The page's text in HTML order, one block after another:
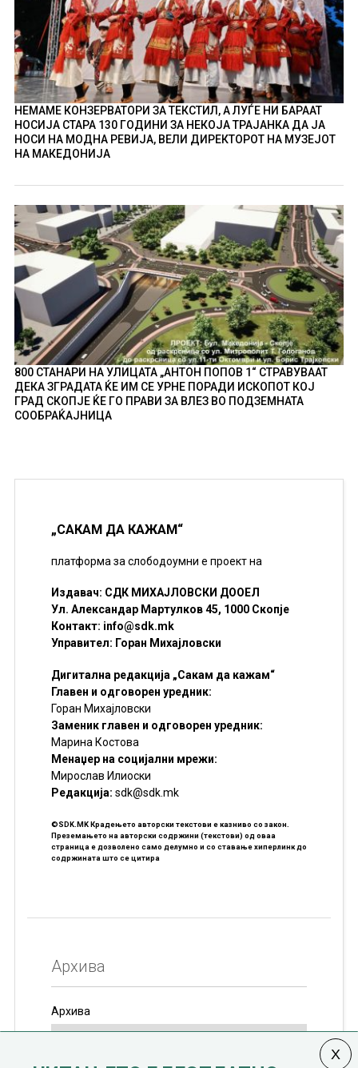
НЕМАМЕ КОНЗЕРВАТОРИ ЗА ТЕКСТИЛ, А ЛУЃЕ НИ БАРААТ
НОСИЈА СТАРА 130 ГОДИНИ ЗА НЕКОЈА ТРАЈАНКА ДА ЈА
НОСИ НА МОДНА РЕВИЈА, ВЕЛИ ДИРЕКТОРОТ НА МУЗЕЈОТ
НА МАКЕДОНИЈА
800 СТАНАРИ НА УЛИЦАТА „АНТОН ПОПОВ 1“ СТРАВУВААТ
ДЕКА ЗГРАДАТА ЌЕ ИМ СЕ УРНЕ ПОРАДИ ИСКОПОТ КОЈ
ГРАД СКОПЈЕ ЌЕ ГО ПРАВИ ЗА ВЛЕЗ ВО ПОДЗЕМНАТА
СООБРАЌАЈНИЦА
„САКАМ ДА КАЖАМ“
платформа за слободоумни е проект на
Издавач: СДК МИХАЈЛОВСКИ ДООЕЛ
Ул. Александар Мартулков 45, 1000 Скопје
Контакт: info@sdk.mk
Управител: Горан Михајловски
Дигитална редакција „Сакам да кажам“
Главен и одговорен уредник:
Горан Михајловски
Заменик главен и одговорен уредник:
Марина Костова
Менаџер на социјални мрежи:
Мирослав Илиоски
Редакцијa: sdk@sdk.mk
©SDK.MK Крадењето авторски текстови е казниво со закон.
Преземањето на авторски содржини (текстови) од оваа
страница е дозволено само делумно и со ставање хиперлинк до
содржината што се цитира
Архива
Архива